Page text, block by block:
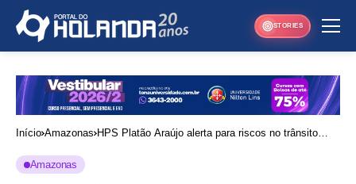
STORIES
Início Amazonas HPS Platão Araújo alerta para riscos no trânsito
Amazonas